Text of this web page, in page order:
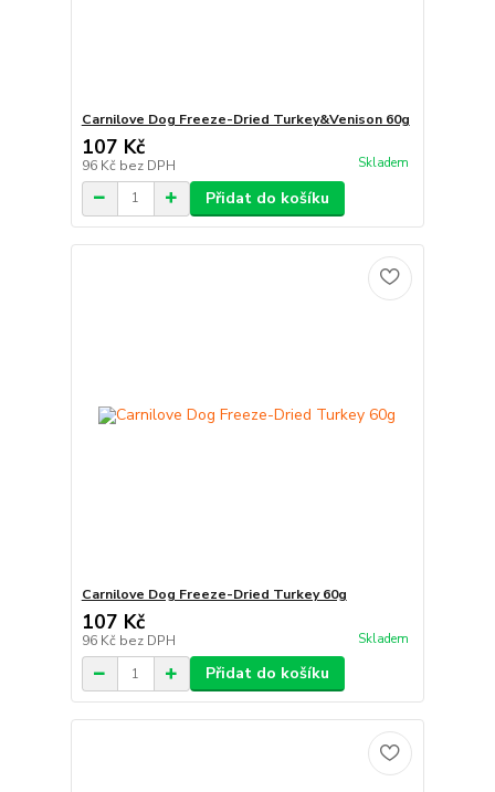
Carnilove Dog Freeze-Dried Turkey&Venison 60g
107 Kč
96 Kč bez DPH Skladem
Přidat do košíku
Carnilove Dog Freeze-Dried Turkey 60g
107 Kč
96 Kč bez DPH Skladem
Přidat do košíku